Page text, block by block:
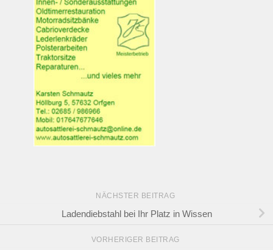
NÄCHSTER BEITRAG
Ladendiebstahl bei Ihr Platz in Wissen
VORHERIGER BEITRAG